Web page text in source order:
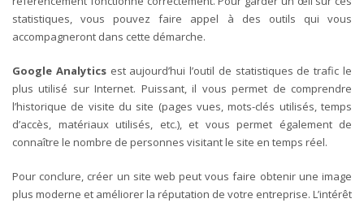
statistiques, vous pouvez faire appel à des outils qui vous
accompagneront dans cette démarche.
Google Analyticsest aujourd’hui l’outil de statistiques de trafic le
plus utilisé sur Internet. Puissant, il vous permet de comprendre
l’historique de visite du site (pages vues, mots-clés utilisés, temps
d’accès, matériaux utilisés, etc.), et vous permet également de
connaître le nombre de personnes visitant le site en temps réel.
Pour conclure, créer un site web peut vous faire obtenir une image
plus moderne et améliorer la réputation de votre entreprise. L’intérêt